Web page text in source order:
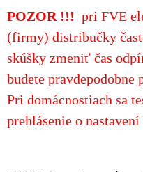
POZOR !!! pri FVE
(firmy) distribučky
skúšky zmeniť čas
budete
Pri domácnostiach sa
prehlásenie o